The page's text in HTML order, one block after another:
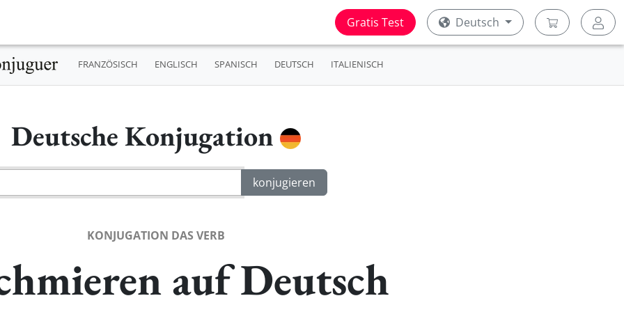
Gratis Test Deutsch
FRANZÖSISCH ENGLISCH SPANISCH DEUTSCH ITALIENISCH
Deutsche Konjugation
KONJUGATION DAS VERB
auf Deutsch